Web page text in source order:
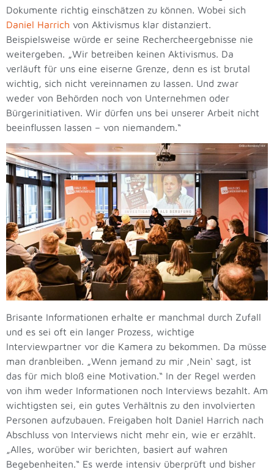
Dokumente richtig einschätzen zu können. Wobei sich
Daniel Harrich von Aktivismus klar distanziert.
Beispielsweise würde er seine Rechercheergebnisse nie
weitergeben. „Wir betreiben keinen Aktivismus. Da
verläuft für uns eine eiserne Grenze, denn es ist brutal
wichtig, sich nicht vereinnamen zu lassen. Und zwar
weder von Behörden noch von Unternehmen oder
Bürgerinitiativen. Wir dürfen uns bei unserer Arbeit nicht
beeinflussen lassen – von niemandem.“
Brisante Informationen erhalte er manchmal durch Zufall
und es sei oft ein langer Prozess, wichtige
Interviewpartner vor die Kamera zu bekommen. Da müsse
man dranbleiben. „Wenn jemand zu mir ‚Nein‘ sagt, ist
das für mich bloß eine Motivation.“ In der Regel werden
von ihm weder Informationen noch Interviews bezahlt. Am
wichtigsten sei, ein gutes Verhältnis zu den involvierten
Personen aufzubauen. Freigaben holt Daniel Harrich nach
Abschluss von Interviews nicht mehr ein, wie er erzählt.
„Alles, worüber wir berichten, basiert auf wahren
Begebenheiten.“ Es werde intensiv überprüft und bisher